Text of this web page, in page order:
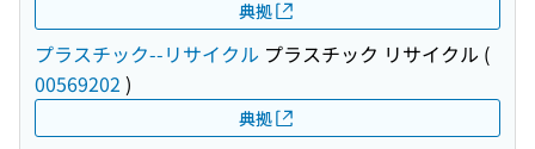
典拠
プラスチック--リサイクル プラスチック リサイクル (
00569202 )
典拠